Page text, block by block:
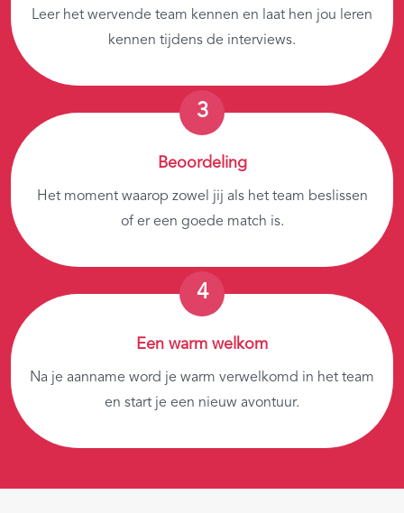
Leer het wervende team kennen en laat hen jou leren
kennen tijdens de interviews.
Beoordeling
Het moment waarop zowel jij als het team beslissen
of er een goede match is.
Een warm welkom
Na je aanname word je warm verwelkomd in het team
en start je een nieuw avontuur.